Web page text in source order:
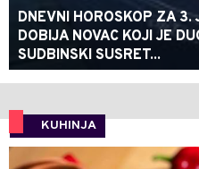
DNEVNI HOROSKOP ZA
DOBIJA NOVAC KOJI JE
SUDBINSKI SUSRET...
KUHINJA